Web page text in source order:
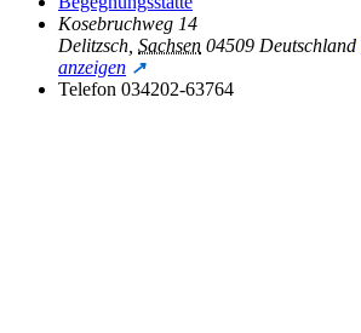
Kosebruchweg 14
Delitzsch Sachsen 04509 Deutschland
anzeigen
Telefon 034202-63764